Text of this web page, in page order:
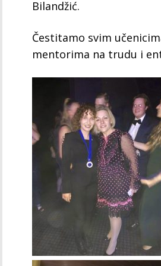
Bilandžić.
Čestitamo svim
mentorima na trudu i